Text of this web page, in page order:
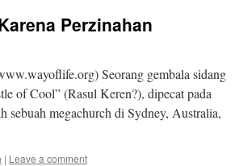
Perzinahan
Seorang gembala sidang
of Cool” (Rasul Keren?), dipecat pada
sebuah megachurch di Sydney, Australia,
| Leave a comment